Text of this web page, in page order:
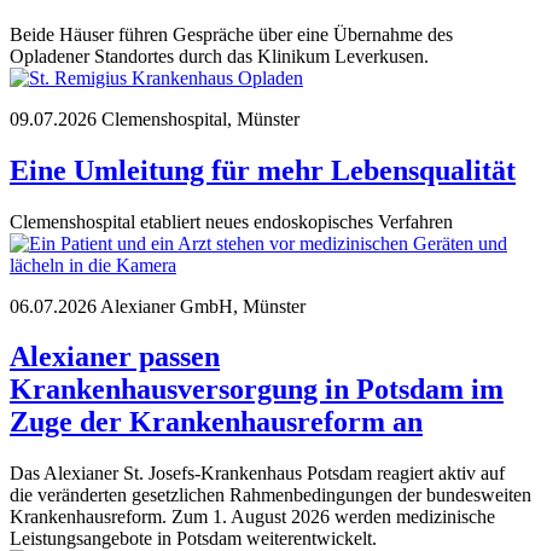
Beide Häuser führen Gespräche über eine Übernahme des
Opladener Standortes durch das Klinikum Leverkusen.
09.07.2026 Clemenshospital, Münster
Eine Umleitung für mehr Lebensqualität
Clemenshospital etabliert neues endoskopisches Verfahren
06.07.2026 Alexianer GmbH, Münster
Alexianer passen
Krankenhausversorgung in Potsdam im
Zuge der Krankenhausreform an
Das Alexianer St. Josefs-Krankenhaus Potsdam reagiert aktiv auf
die veränderten gesetzlichen Rahmenbedingungen der bundesweiten
Krankenhausreform. Zum 1. August 2026 werden medizinische
Leistungsangebote in Potsdam weiterentwickelt.